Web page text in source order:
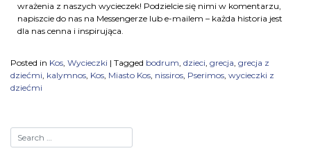
wrażenia z naszych wycieczek! Podzielcie się nimi w komentarzu,
napiszcie do nas na Messengerze lub e-mailem – każda historia jest
dla nas cenna i inspirująca.
Posted in Kos, Wycieczki | Tagged bodrum, dzieci, grecja, grecja z
dziećmi, kalymnos, Kos, Miasto Kos, nissiros, Pserimos, wycieczki z
dziećmi